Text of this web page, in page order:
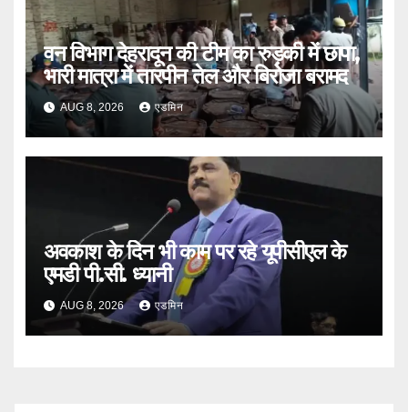
वन विभाग देहरादून की टीम का रुड़की में छापा,
भारी मात्रा में तारपीन तेल और बिरोजा बरामद
AUG 8, 2026 एडमिन
अवकाश के दिन भी काम पर रहे यूपीसीएल के
एमडी पी.सी. ध्यानी
AUG 8, 2026 एडमिन